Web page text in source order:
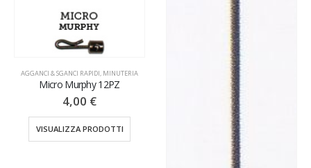
RAPIDI,MINUTERIA
12PZ
PRODOTTI